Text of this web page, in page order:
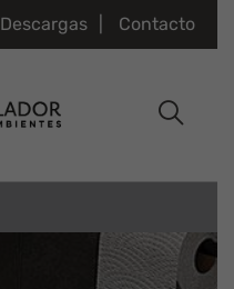
Descargas Contacto